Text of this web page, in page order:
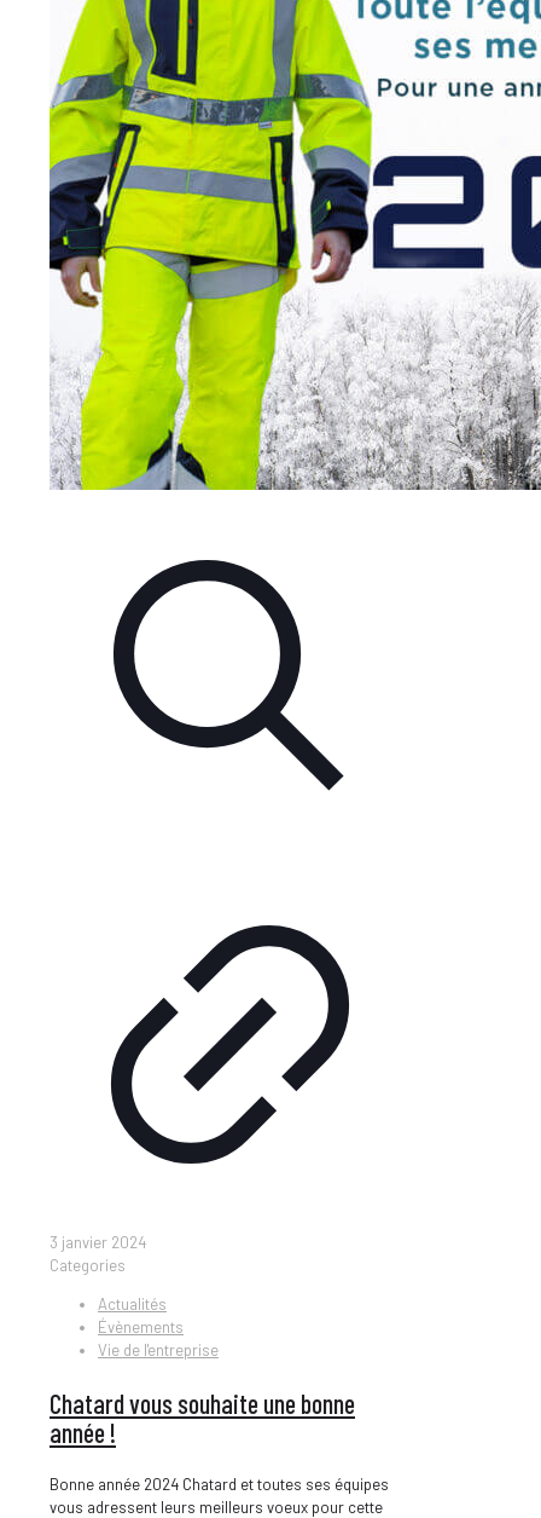
3 janvier 2024
Categories
Actualités
Évènements
Vie de l'entreprise
Chatard vous souhaite une bonne
année !
Bonne année 2024 Chatard et toutes ses équipes
vous adressent leurs meilleurs voeux pour cette